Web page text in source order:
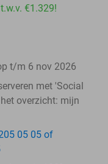
€1.329!
t/m 6 nov 2026
met 'Social
overzicht: mijn
05 05 of